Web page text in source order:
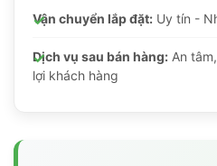
Vận chuyển lắp đặt: Uy tín -
Dịch vụ sau bán hàng: An
lợi khách hàng